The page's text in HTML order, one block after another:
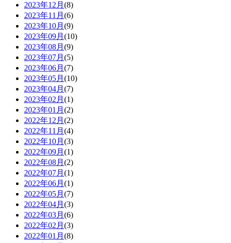
2023年12月 (8)
2023年11月 (6)
2023年10月 (9)
2023年09月 (10)
2023年08月 (9)
2023年07月 (5)
2023年06月 (7)
2023年05月 (10)
2023年04月 (7)
2023年02月 (1)
2023年01月 (2)
2022年12月 (2)
2022年11月 (4)
2022年10月 (3)
2022年09月 (1)
2022年08月 (2)
2022年07月 (1)
2022年06月 (1)
2022年05月 (7)
2022年04月 (3)
2022年03月 (6)
2022年02月 (3)
2022年01月 (8)